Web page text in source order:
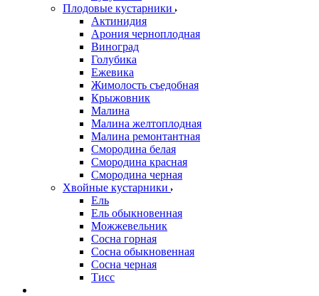
Плодовые кустарники
Актинидия
Арония черноплодная
Виноград
Голубика
Ежевика
Жимолость съедобная
Крыжовник
Малина
Малина желтоплодная
Малина ремонтантная
Смородина белая
Смородина красная
Смородина черная
Хвойные кустарники
Ель
Ель обыкновенная
Можжевельник
Сосна горная
Сосна обыкновенная
Сосна черная
Тисс